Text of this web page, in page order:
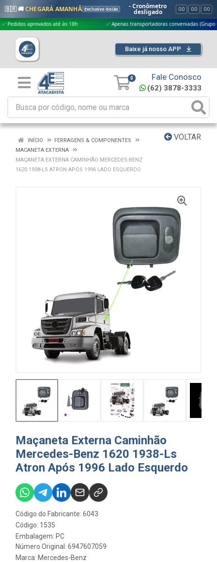
🇧🇷 🚚CHEGARÁ AMANHÃ Exclusivo Goiás - Cronômetro
desligado 00 : 00 : 00
aprovados até às 18h ✅ Apenas transportadoras conveniadas (Grupo G5)
Baixe já nosso APP
0 Fale Conosco
(62) 3878-3333
VOLTAR
INÍCIO
FERRAGENS & COMPONENTES
MACANETA EXTERNA
MAÇANETA EXTERNA CAMINHÃO MERCEDES-BENZ
1620 1938-LS ATRON APÓS 1996 LADO ESQUERDO
Maçaneta Externa Caminhão
Mercedes-Benz 1620 1938-Ls
Atron Após 1996 Lado Esquerdo
Código do Fabricante: 6043
Código: 1535
Embalagem: PC
Número Original: 6947607059
Marca: Mercedes-Benz